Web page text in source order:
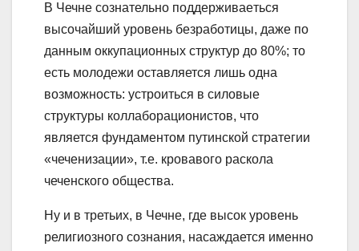
В Чечне сознательно поддерживаeться
высочайший уровень безработицы, даже по
данным оккупационных структур до 80%; то
есть молодежи оставляется лишь однa
возможность: устроиться в силовые
структуры коллаборационистов, что
является фундаментом путинской стратегии
«чеченизации», т.е. кровавого раскола
чеченского общества.
Ну и в третьих, в Чечне, где высок уровень
религиозного сознания, насаждается именно